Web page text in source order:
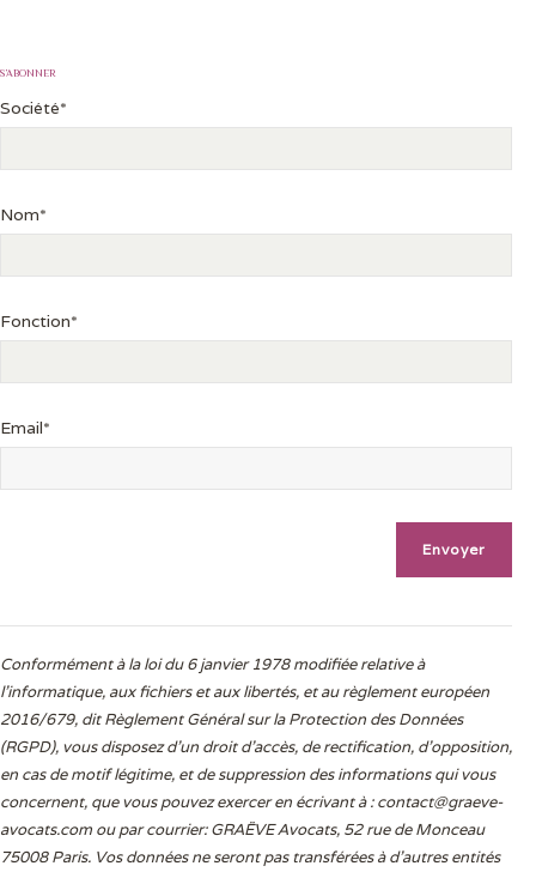
S’ABONNER
Société*
Nom*
Fonction*
Email*
Conformément à la loi du 6 janvier 1978 modifiée relative à
l'informatique, aux fichiers et aux libertés, et au règlement européen
2016/679, dit Règlement Général sur la Protection des Données
(RGPD), vous disposez d’un droit d’accès, de rectification, d’opposition,
en cas de motif légitime, et de suppression des informations qui vous
concernent, que vous pouvez exercer en écrivant à :contact@graeve-
avocats.com ou par courrier: GRAËVE Avocats, 52 rue de Monceau
75008 Paris. Vos données ne seront pas transférées à d’autres entités